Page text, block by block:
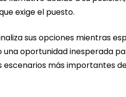
exige el puesto.
sus opciones mientras
oportunidad inesperada
escenarios más importantes